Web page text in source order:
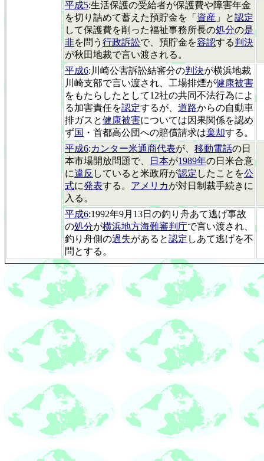
平成5:生活保護の受給者が保護費や障害年金
を切り詰めて蓄えた預貯金を「 資産 」と認定
して保護費を削った福祉事務所長の処分の是
非を問う 行政訴訟で、預貯金を容認する判決
が秋田地裁で言い渡される。
平成6:川崎公害訴訟結審分の判決が横浜地裁
川崎支部で言い渡され、工場排煙が健康被害
をもたらしたとして12社の共同不法行為によ
る加害責任を認定するが、 道路からの自動車
排ガスと健康被害については因果関係を認め
ず国 ・首都高公団への賠償請求は棄却する。
平成6:カンター米通商代表が、 移動電話の日
本市場開放問題で、
日本が1989年の日米合意
に違反 していると米政府が認定 したことを公
式に発表する。 アメリカが対日制裁手続きに
入る。
平成6:1992年9月13日の釣り舟あて逃げ事故
の処分が横浜地方海難審判庁で言い渡され、
釣り舟側の過失があると認定 しあて逃げを不
問とする。